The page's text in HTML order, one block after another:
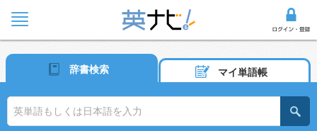
辞書検索 マイ単語帳